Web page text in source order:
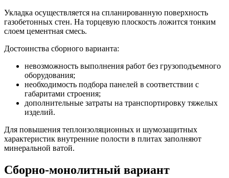
Укладка осуществляется на спланированную поверхность
газобетонных стен. На торцевую плоскость ложится тонким
слоем цементная смесь.
Достоинства сборного варианта:
невозможность выполнения работ без грузоподъемного
оборудования;
необходимость подбора панелей в соответствии с
габаритами строения;
дополнительные затраты на транспортировку тяжелых
изделий.
Для повышения теплоизоляционных и шумозащитных
характеристик внутренние полости в плитах заполняют
минеральной ватой.
Сборно-монолитный вариант